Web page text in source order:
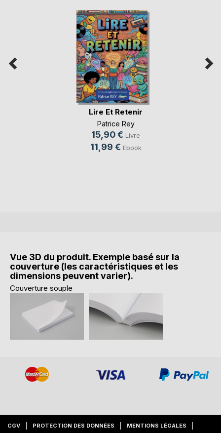
Lire Et Retenir
Patrice Rey
15,90 € Livre
11,99 € Ebook
Vue 3D du produit. Exemple basé sur la
couverture (les caractéristiques et les
dimensions peuvent varier).
Couverture souple
CGV PROTECTION DES DONNÉES MENTIONS LÉGALES